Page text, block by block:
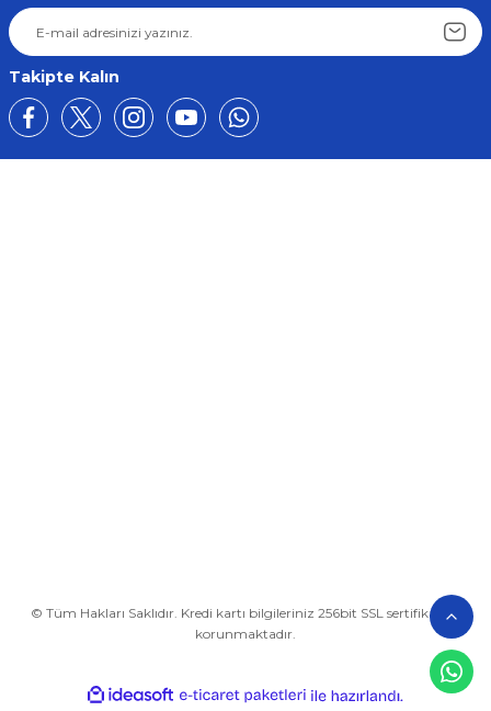
Takipte Kalın
© Tüm Hakları Saklıdır. Kredi kartı bilgileriniz 256bit SSL sertifikası ile
korunmaktadır.
ideasoft
e-